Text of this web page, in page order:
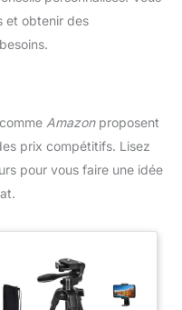
et obtenir des
Amazonproposent
prix compétitifs. Lisez
pour vous faire une idée